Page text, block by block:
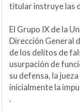
titular instruye las
El Grupo IX de la
Dirección General
de los delitos de
usurpación de
su defensa, la
inicialmente la
.